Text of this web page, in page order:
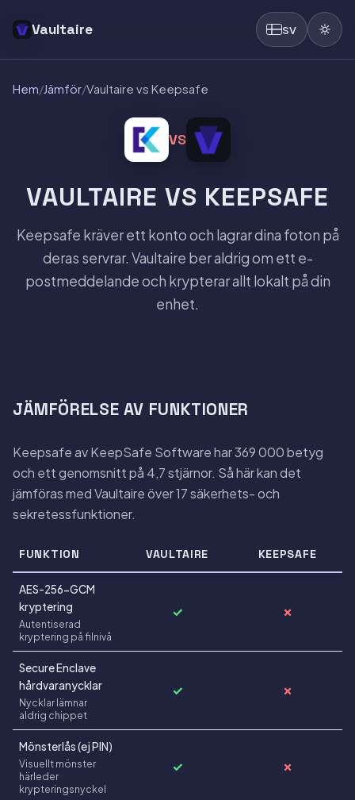
Vaultaire SV
Hem/Jämför/Vaultaire vs Keepsafe
VS
VAULTAIRE VS KEEPSAFE
Keepsafe kräver ett konto och lagrar dina foton på
deras servrar. Vaultaire ber aldrig om ett e-
postmeddelande och krypterar allt lokalt på din
enhet.
JÄMFÖRELSE AV FUNKTIONER
Keepsafe av KeepSafe Software har 369 000 betyg
och ett genomsnitt på 4,7 stjärnor. Så här kan det
jämföras med Vaultaire över 17 säkerhets- och
sekretessfunktioner.
FUNKTION VAULTAIRE KEEPSAFE
AES-256-GCM
kryptering
Autentiserad
kryptering på filnivå
✓ ✗
Secure Enclave
hårdvaranycklar
Nycklar lämnar
aldrig chippet
✓ ✗
Mönsterlås (ej PIN)
Visuellt mönster
härleder
krypteringsnyckel
✓ ✗